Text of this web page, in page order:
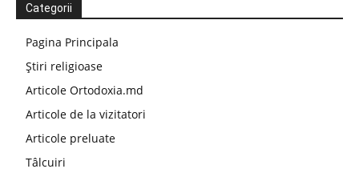
Categorii
Pagina Principala
Știri religioase
Articole Ortodoxia.md
Articole de la vizitatori
Articole preluate
Tâlcuiri